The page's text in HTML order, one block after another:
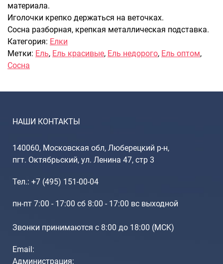
Рюкзаки детские для детских
чемоданов
Саквояжи
Сумки пляжные
Сумки для ноутбуков
Сумки-тележки хозяйственные
Сумки детские
Рюкзаки
материала.
Иголочки крепко держаться на веточках.
Сосна разборная, крепкая металлическая подставка.
Категория: Елки
Метки: Ель, Ель красивые, Ель недорого, Ель оптом,
Сосна
НАШИ КОНТАКТЫ
140060, Московская обл, Люберецкий р-н,
пгт. Октябрьский, ул. Ленина 47, стр 3
Тел.: +7 (495) 151-00-04
пн-пт 7:00 - 17:00 сб 8:00 - 17:00 вс выходной
Звонки принимаются с 8:00 до 18:00 (МCK)
Email:
Администрация: